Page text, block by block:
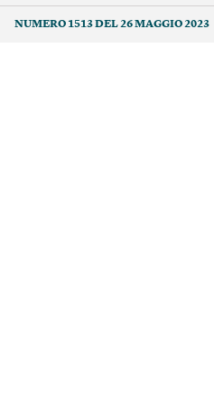
NUMERO 1513 DEL 26 MAGGIO 2023